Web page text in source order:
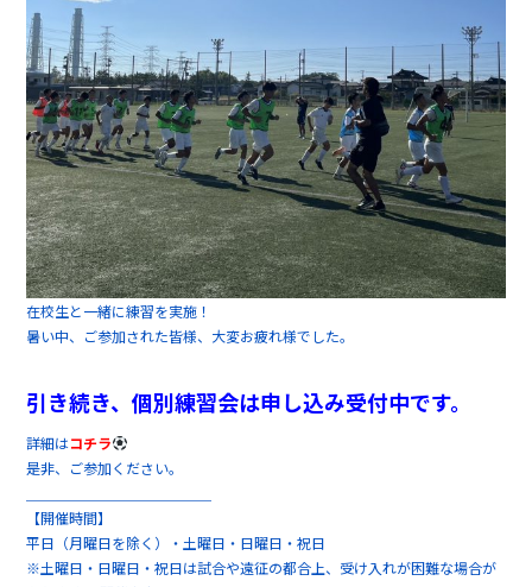
在校生と一緒に練習を実施！
暑い中、ご参加された皆様、大変お疲れ様でした。
引き続き、個別練習会は申し込み受付中です。
詳細はコチラ
是非、ご参加ください。
【開催時間】
平日（月曜日を除く）・土曜日・日曜日・祝日
※土曜日・日曜日・祝日は試合や遠征の都合上、受け入れが困難な場合が